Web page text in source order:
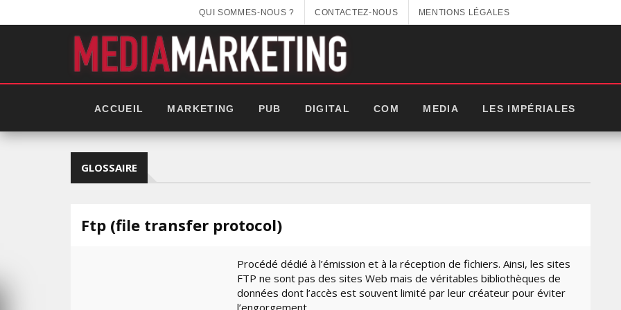
QUI SOMMES-NOUS ? CONTACTEZ-NOUS MENTIONS LÉGALES
ACCUEIL MARKETING PUB DIGITAL COM MEDIA LES IMPÉRIALES
GLOSSAIRE
Ftp (file transfer protocol)
Procédé dédié à l’émission et à la réception de fichiers. Ainsi, les sites
FTP ne sont pas des sites Web mais de véritables bibliothèques de
données dont l’accès est souvent limité par leur créateur pour éviter
l’engorgement.
GITEX AFRICA : LES NOUVELLES